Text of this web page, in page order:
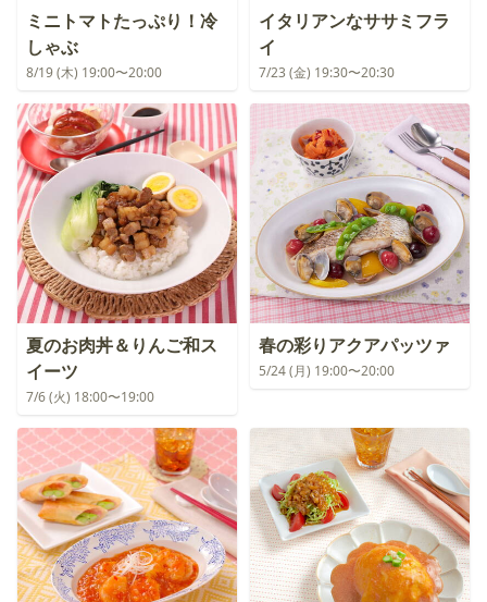
ミニトマトたっぷり！冷
しゃぶ
8/19 (木) 19:00〜20:00
イタリアンなササミフラ
イ
7/23 (金) 19:30〜20:30
夏のお肉丼＆りんご和ス
イーツ
7/6 (火) 18:00〜19:00
春の彩りアクアパッツァ
5/24 (月) 19:00〜20:00